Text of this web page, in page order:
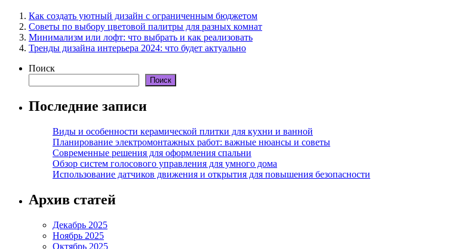
Как создать уютный дизайн с ограниченным бюджетом
Советы по выбору цветовой палитры для разных комнат
Минимализм или лофт: что выбрать и как реализовать
Тренды дизайна интерьера 2024: что будет актуально
Поиск
Поиск
Последние записи
Виды и особенности керамической плитки для кухни и ванной
Планирование электромонтажных работ: важные нюансы и советы
Современные решения для оформления спальни
Обзор систем голосового управления для умного дома
Использование датчиков движения и открытия для повышения безопасности
Архив статей
Декабрь 2025
Ноябрь 2025
Октябрь 2025